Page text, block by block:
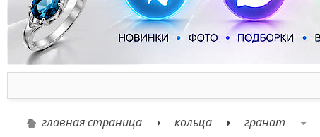
главная страница кольца гранат